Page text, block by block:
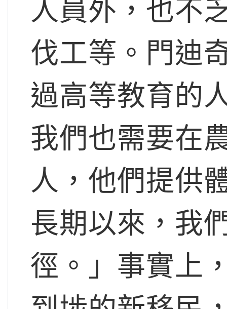
人員外，也不
伐工等。門迪
過高等教育的
我們也需要在
人，他們提供
長期以來，我
徑。」事實上